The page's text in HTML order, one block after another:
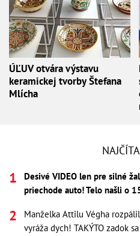
ÚĽUV otvára výstavu
keramickej tvorby Štefana
Mlícha
Desivé VIDEO len pre silné
priechode auto! Telo našli o
Manželka Attilu Végha
vyráža dych! TAKÝTO zadok